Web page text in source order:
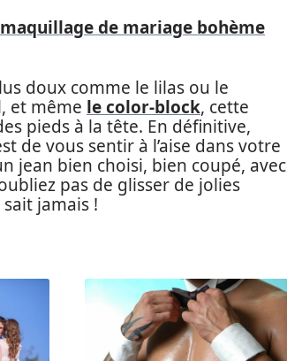
de mariage bohème
doux comme le lilas ou le
et même le color-block, cette
pieds à la tête. En définitive,
de vous sentir à l’aise dans votre
jean bien choisi, bien coupé, avec
pas de glisser de jolies
jamais !